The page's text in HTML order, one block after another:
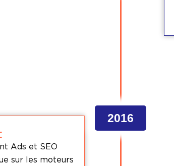
Ads et SEO
sur les moteurs
2016